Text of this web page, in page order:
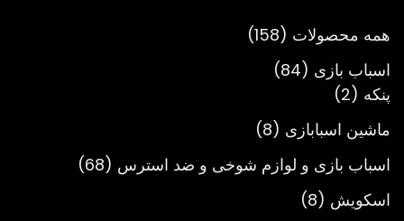
همه محصولات
158
158
اسباب بازی 84
84
پنکه 2
2
محصول
ماشین اسبابازی 8
8
اسباب بازی و لوازم شوخی و ضد استرس 68
68
اسکویش 8
8